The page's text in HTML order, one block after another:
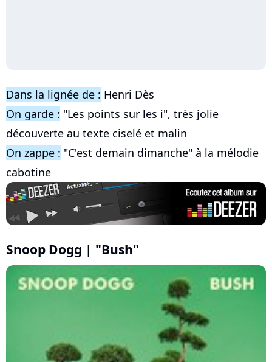
Dans la lignée de : Henri Dès
On garde : "Les points sur les i", très jolie
découverte au texte ciselé et malin
On zappe : "C'est demain dimanche" à la mélodie
cabotine
Snoop Dogg | "Bush"